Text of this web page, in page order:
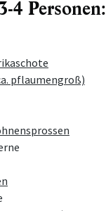
4 Personen:
pflaumengroß)